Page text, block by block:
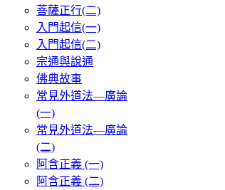
菩薩正行(二)
入門起信(一)
入門起信(二)
宗通與說通
佛典故事
常見外道法—廣論
(一)
常見外道法—廣論
(二)
阿含正義 (一)
阿含正義 (二)